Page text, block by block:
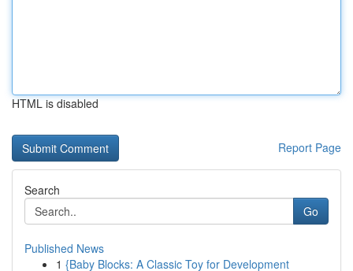
HTML is disabled
Report Page
Search
Go
Published News
1 {Baby Blocks: A Classic Toy for Development